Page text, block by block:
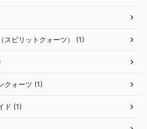
スピリットクォーツ） (1)
クォーツ (1)
ド (1)